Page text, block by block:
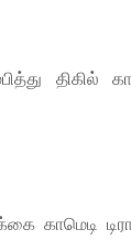
திகில்
காமெடி